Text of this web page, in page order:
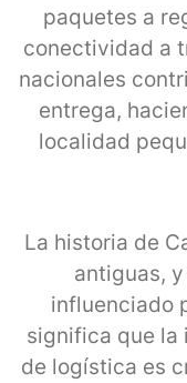
paquetes a
conectividad a
nacionales
entrega,
localidad
La historia de
antiguas,
influenciado
significa que la
de logística es